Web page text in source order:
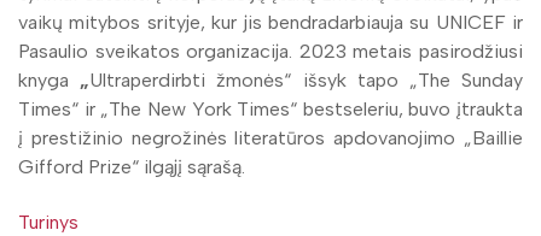
vaikų mitybos srityje, kur jis bendradarbiauja su UNICEF ir
Pasaulio sveikatos organizacija. 2023 metais pasirodžiusi
knyga „Ultraperdirbti žmonės“ išsyk tapo „The Sunday
Times“ ir „The New York Times“ bestseleriu, buvo įtraukta
į prestižinio negrožinės literatūros apdovanojimo „Baillie
Gifford Prize“ ilgąjį sąrašą.
Turinys